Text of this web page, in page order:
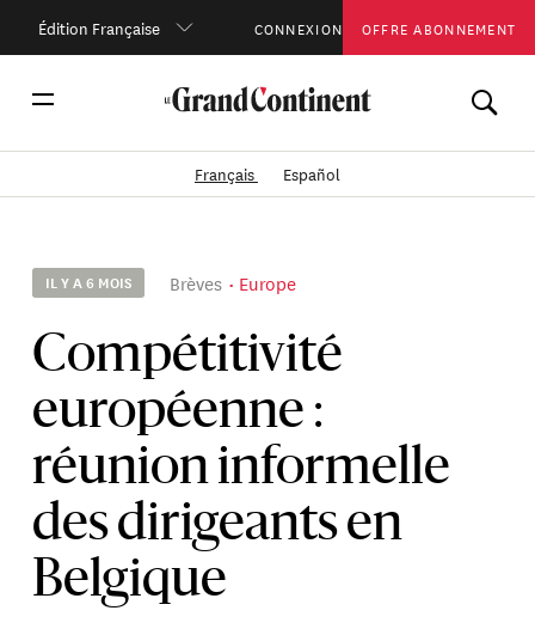
Édition Française CONNEXION OFFRE ABONNEMENT
Français Español
IL Y A 6 MOIS Brèves Europe
Compétitivité
européenne :
réunion informelle
des dirigeants en
Belgique